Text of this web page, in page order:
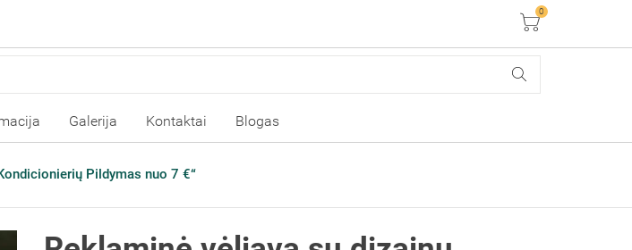
Krepšelis
0
Galerija Kontaktai Blogas
Pildymas nuo 7 €“